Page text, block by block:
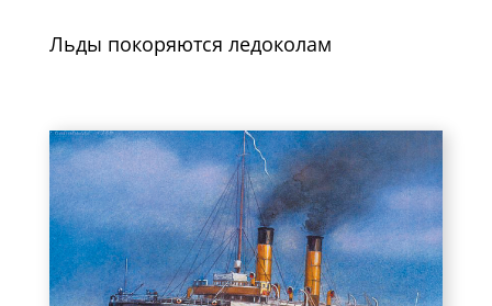
Льды покоряются ледоколам